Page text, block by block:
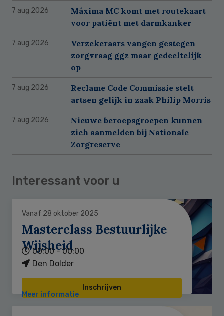
7 aug 2026
Máxima MC komt met routekaart
voor patiënt met darmkanker
7 aug 2026
Verzekeraars vangen gestegen
zorgvraag ggz maar gedeeltelijk
op
7 aug 2026
Reclame Code Commissie stelt
artsen gelijk in zaak Philip Morris
7 aug 2026
Nieuwe beroepsgroepen kunnen
zich aanmelden bij Nationale
Zorgreserve
Interessant voor u
Vanaf 28 oktober 2025
Masterclass Bestuurlijke
Wijsheid
00:00 - 00:00
Den Dolder
Inschrijven
Meer informatie